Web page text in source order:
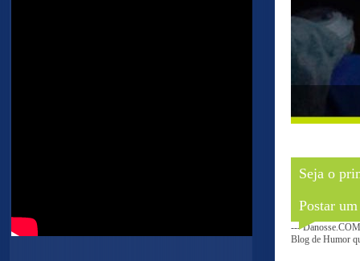
Seja o
Postar
---
Blog de Humor